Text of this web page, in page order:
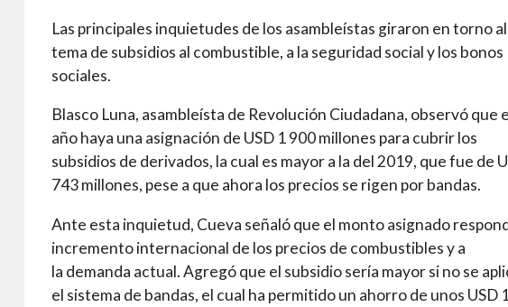
Las principales inquietudes de los asambleístas giraron en torno al
tema de subsidios al combustible, a la seguridad social y los bonos
sociales.
Blasco Luna, asambleísta de Revolución Ciudadana, observó que
año haya una asignación de USD 1 900 millones para cubrir los
subsidios de derivados, la cual es mayor a la del 2019, que fue de
743 millones, pese a que ahora los precios se rigen por bandas.
Ante esta inquietud, Cueva señaló que el monto asignado
incremento internacional de los precios de combustibles y a
la demanda actual. Agregó que el subsidio sería mayor si no se
el sistema de bandas, el cual ha permitido un ahorro de unos USD